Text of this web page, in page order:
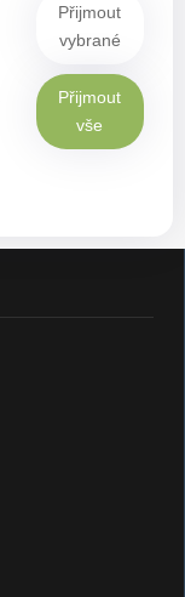
Přijmout
vybrané
Přijmout
vše